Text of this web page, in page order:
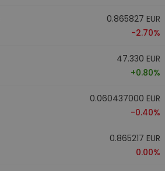
0.865827 EUR
-2.70%
47.330 EUR
+0.80%
0.060437000 EUR
-0.40%
0.865217 EUR
0.00%